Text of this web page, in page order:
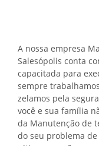
A nossa empresa
Salesópolis conta
capacitada para
sempre
zelamos pela
você e sua família
da Manutenção de
do seu problema